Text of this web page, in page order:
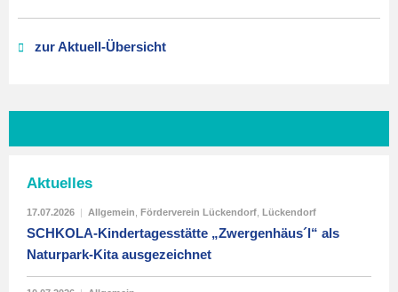
zur Aktuell-Übersicht
Aktuelles
17.07.2026 | Allgemein Förderverein Lückendorf Lückendorf
SCHKOLA-Kindertagesstätte „Zwergenhäus´l“ als
Naturpark-Kita ausgezeichnet